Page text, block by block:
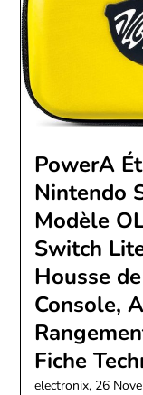
PowerA
Nintendo
Modèle
Switch
Housse
Console,
Fiche
electronix, 26